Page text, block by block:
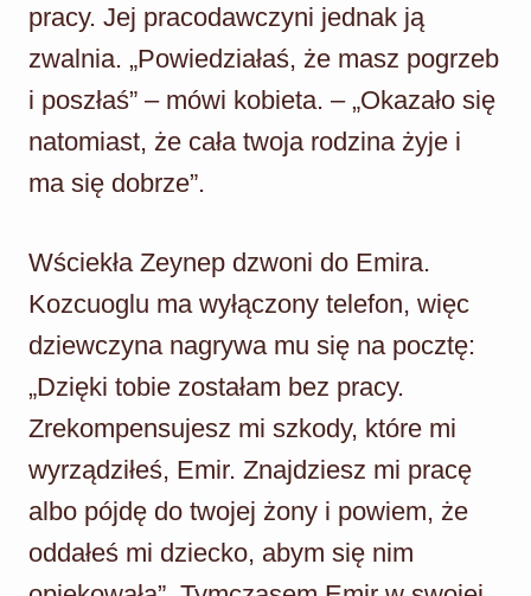
pracy. Jej pracodawczyni jednak ją
zwalnia. „Powiedziałaś, że masz pogrzeb
i poszłaś” – mówi kobieta. – „Okazało się
natomiast, że cała twoja rodzina żyje i
ma się dobrze”.
Wściekła Zeynep dzwoni do Emira.
Kozcuoglu ma wyłączony telefon, więc
dziewczyna nagrywa mu się na pocztę:
„Dzięki tobie zostałam bez pracy.
Zrekompensujesz mi szkody, które mi
wyrządziłeś, Emir. Znajdziesz mi pracę
albo pójdę do twojej żony i powiem, że
oddałeś mi dziecko, abym się nim